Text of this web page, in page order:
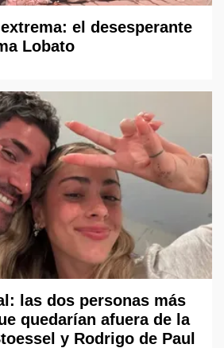
el desesperante
Lobato
las dos personas más
quedarían afuera de la
y Rodrigo de Paul